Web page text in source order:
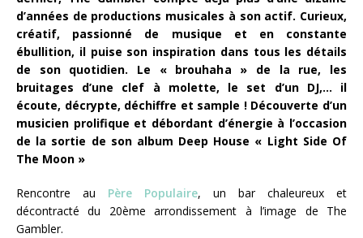
d’années de productions musicales à son actif. Curieux,
créatif, passionné de musique et en constante
ébullition, il puise son inspiration dans tous les détails
de son quotidien. Le « brouhaha » de la rue, les
bruitages d’une clef à molette, le set d’un DJ,… il
écoute, décrypte, déchiffre et sample ! Découverte d’un
musicien prolifique et débordant d’énergie à l’occasion
de la sortie de son album Deep House « Light Side Of
The Moon »
Rencontre au Père Populaire, un bar chaleureux et
décontracté du 20ème arrondissement à l’image de The
Gambler.